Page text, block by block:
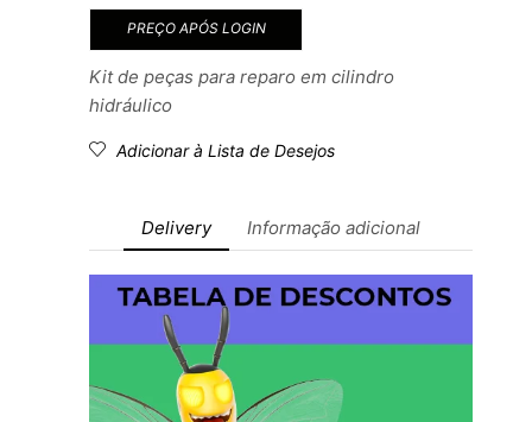
PREÇO APÓS LOGIN
Kit de peças para reparo em cilindro
hidráulico
Adicionar à Lista de Desejos
Delivery Informação adicional